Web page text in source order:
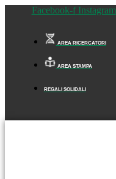
Facebook-f Instagram
AREA RICERCATORI
AREA STAMPA
REGALI SOLIDALI